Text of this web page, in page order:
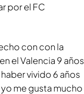
por el FC
con con la
el Valencia 9 años
vivido 6 años
me gusta mucho